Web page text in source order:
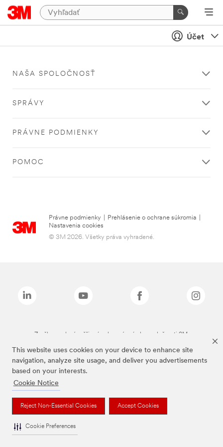
This website uses cookies on your device to enhance site
navigation, analyze site usage, and deliver you advertisements
based on your interests.
Cookie Notice
Reject Non-Essential Cookies Accept Cookies
Cookie Preferences
Účet
NAŠA SPOLOČNOSŤ
SPRÁVY
PRÁVNE PODMIENKY
POMOC
Právne podmienky Prehlásenie o ochrane súkromia
Nastavenia cookies
© 3M 2026. Všetky práva vyhradené.
Značky uvedené vyššie sú ochranné známky spoločnosti 3M.